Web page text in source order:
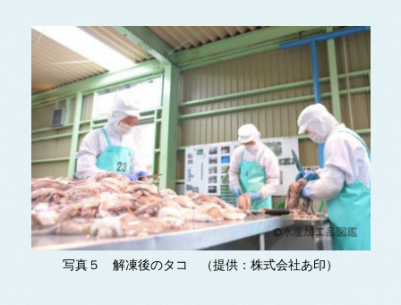
写真５ 解凍後のタコ （提供：株式会社あ印）